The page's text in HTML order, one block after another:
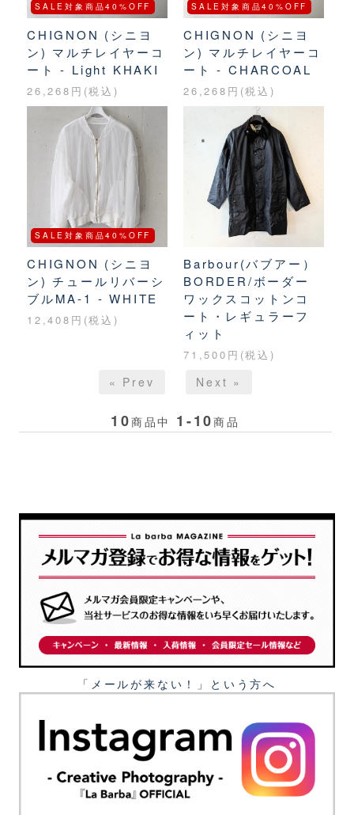
SALE対象商品40%OFF
CHIGNON (シニヨ
ン) マルチレイヤーコ
ート - Light KHAKI
26,268円(税込)
SALE対象商品40%OFF
CHIGNON (シニヨ
ン) マルチレイヤーコ
ート - CHARCOAL
26,268円(税込)
SALE対象商品40%OFF
CHIGNON (シニヨ
ン) チュールリバーシ
ブルMA-1 - WHITE
12,408円(税込)
Barbour(バブアー）
BORDER/ボーダー
ワックスコットンコ
ート・レギュラーフ
ィット
71,500円(税込)
« Prev Next »
10商品中 1-10商品
「メールが来ない！」という⽅へ